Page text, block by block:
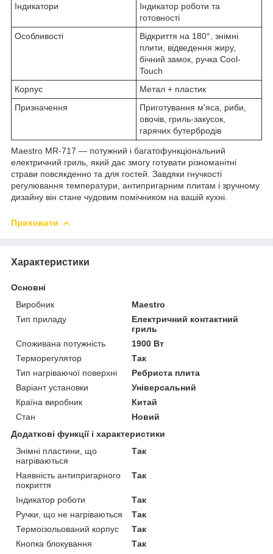
Індикатори
Індикатор роботи та
готовності
Особливості
Відкриття на 180°, знімні
плити, відведення жиру,
бічний замок, ручка Cool-
Touch
Корпус
Метал + пластик
Призначення
Приготування м'яса, риби,
овочів, гриль-закусок,
гарячих бутербродів
Maestro MR-717 — потужний і багатофункціональний
електричний гриль, який дає змогу готувати різноманітні
страви повсякденно та для гостей. Завдяки гнучкості
регулювання температури, антипригарним плитам і зручному
дизайну він стане чудовим помічником на вашій кухні.
Приховати
Характеристики
Основні
Виробник
Maestro
Тип приладу
Електричний контактний
гриль
Споживана потужність
1900 Вт
Терморегулятор
Так
Тип нагріваючої поверхні
Ребриста плита
Варіант установки
Універсальний
Країна виробник
Китай
Стан
Новий
Додаткові функції і характеристики
Знімні пластини, що
нагріваються
Так
Наявність антипригарного
покриття
Так
Індикатор роботи
Так
Ручки, що не нагріваються
Так
Термоізольований корпус
Так
Кнопка блокування
Так